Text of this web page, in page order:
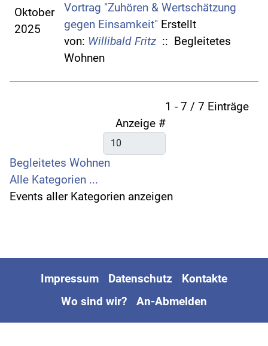
Oktober
2025
Vortrag "Zuhören & Wertschätzung
gegen Einsamkeit" Erstellt
von: Willibald Fritz :: Begleitetes
Wohnen
1 - 7 / 7 Einträge
Anzeige #
Begleitetes Wohnen
Alle Kategorien ...
Events aller Kategorien anzeigen
Impressum Datenschutz
Kontakte
Wo sind wir?
An-Abmelden